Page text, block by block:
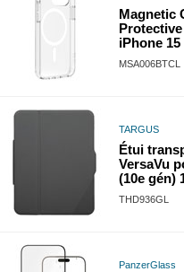
Magnetic
iPhone 15
MSA006BTCL
TARGUS
Étui
VersaVu
(10e gén)
THD936GL
PanzerGlass